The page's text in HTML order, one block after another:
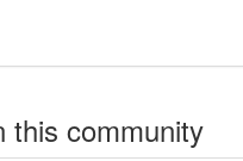
this community